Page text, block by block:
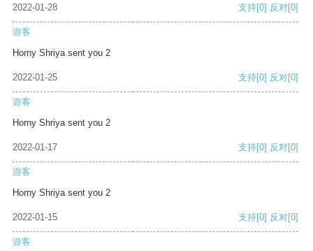
2022-01-28 支持[0] 反对[0]
游客
Horny Shriya sent you 2
2022-01-25 支持[0] 反对[0]
游客
Horny Shriya sent you 2
2022-01-17 支持[0] 反对[0]
游客
Horny Shriya sent you 2
2022-01-15 支持[0] 反对[0]
游客